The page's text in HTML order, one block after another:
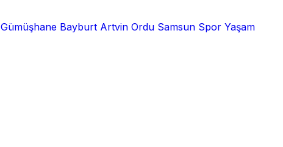
Gümüşhane Bayburt Artvin Ordu Samsun Spor Yaşam